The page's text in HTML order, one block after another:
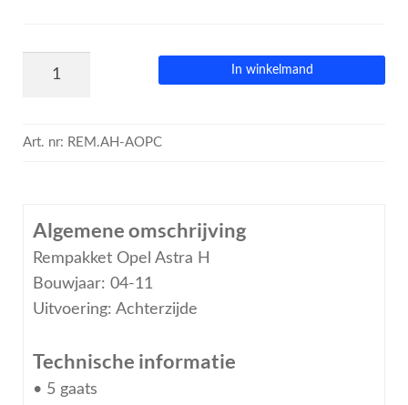
In winkelmand
Art. nr: REM.AH-AOPC
Algemene omschrijving
Rempakket Opel Astra H
Bouwjaar: 04-11
Uitvoering: Achterzijde
Technische informatie
• 5 gaats